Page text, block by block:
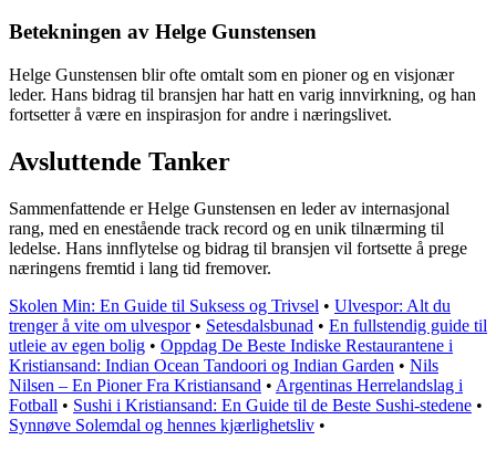
Betekningen av Helge Gunstensen
Helge Gunstensen blir ofte omtalt som en pioner og en visjonær
leder. Hans bidrag til bransjen har hatt en varig innvirkning, og han
fortsetter å være en inspirasjon for andre i næringslivet.
Avsluttende Tanker
Sammenfattende er Helge Gunstensen en leder av internasjonal
rang, med en enestående track record og en unik tilnærming til
ledelse. Hans innflytelse og bidrag til bransjen vil fortsette å prege
næringens fremtid i lang tid fremover.
Skolen Min: En Guide til Suksess og Trivsel • Ulvespor: Alt du
trenger å vite om ulvespor• Setesdalsbunad • En fullstendig guide til
utleie av egen bolig • Oppdag De Beste Indiske Restaurantene i
Kristiansand: Indian Ocean Tandoori og Indian Garden • Nils
Nilsen – En Pioner Fra Kristiansand • Argentinas Herrelandslag i
Fotball • Sushi i Kristiansand: En Guide til de Beste Sushi-stedene •
Synnøve Solemdal og hennes kjærlighetsliv •